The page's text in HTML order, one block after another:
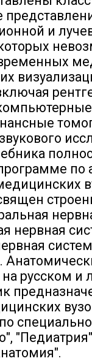
и
по
нервная
русском и